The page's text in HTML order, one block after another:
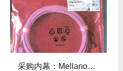
采购内幕：Mellanox线缆验真3步走，假货休想蒙混过关！